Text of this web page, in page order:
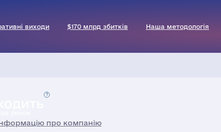
виходи $170 млрд збитків Наша методологія
про компанію